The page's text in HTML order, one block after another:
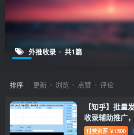
外推收录 共1篇
排序 更新 浏览 点赞 评论
【知乎】批量
收录辅助推广
批量发视频】
付费资源 ￥ 1500